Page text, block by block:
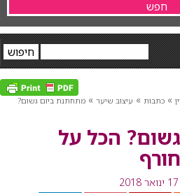
» כתבות » עיצוב שיער » מתחתנת ביום גשום?
הכל על